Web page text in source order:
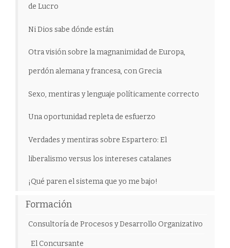
de Lucro
Ni Dios sabe dónde están
Otra visión sobre la magnanimidad de Europa,
perdón alemana y francesa, con Grecia
Sexo, mentiras y lenguaje políticamente correcto
Una oportunidad repleta de esfuerzo
Verdades y mentiras sobre Espartero: El
liberalismo versus los intereses catalanes
¡Qué paren el sistema que yo me bajo!
Formación
Consultoría de Procesos y Desarrollo Organizativo
El Concursante